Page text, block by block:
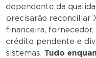
dependente da
precisarão reconciliar
financeira, fornecedor,
crédito pendente e
sistemas. Tudo